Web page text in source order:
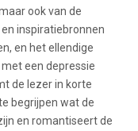
ook van de
inspiratiebronnen
en het ellendige
een depressie
de lezer in korte
begrijpen wat de
en romantiseert de